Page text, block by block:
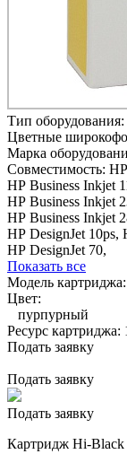
Тип оборудования:
Цветные
Марка
Совместимость:
HP Business Inkjet
HP Business Inkjet
HP Business Inkjet
HP DesignJet 10ps,
HP DesignJet 70,
Показать все
Модель картриджа:
Цвет:
пурпурный
Ресурс картриджа:
Подать заявку
Подать заявку
Подать заявку
Картридж Hi-Black